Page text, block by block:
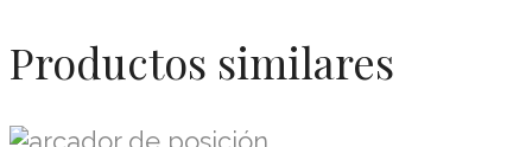
Productos similares